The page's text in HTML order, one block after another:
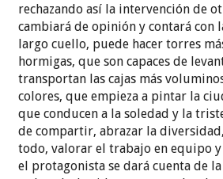
rechazando así la intervención de
cambiará de opinión y contará con
largo cuello, puede hacer torres
hormigas, que son capaces de
transportan las cajas más
colores, que empieza a pintar la
que conducen a la soledad y la
de compartir, abrazar la
todo, valorar el trabajo en equipo y
el protagonista se dará cuenta de